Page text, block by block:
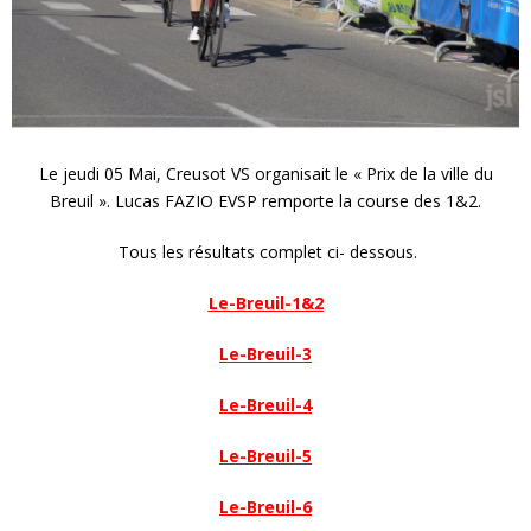
Le jeudi 05 Mai, Creusot VS organisait le « Prix de la ville du
Breuil ». Lucas FAZIO EVSP remporte la course des 1&2.
Tous les résultats complet ci- dessous.
Le-Breuil-1&2
Le-Breuil-3
Le-Breuil-4
Le-Breuil-5
Le-Breuil-6